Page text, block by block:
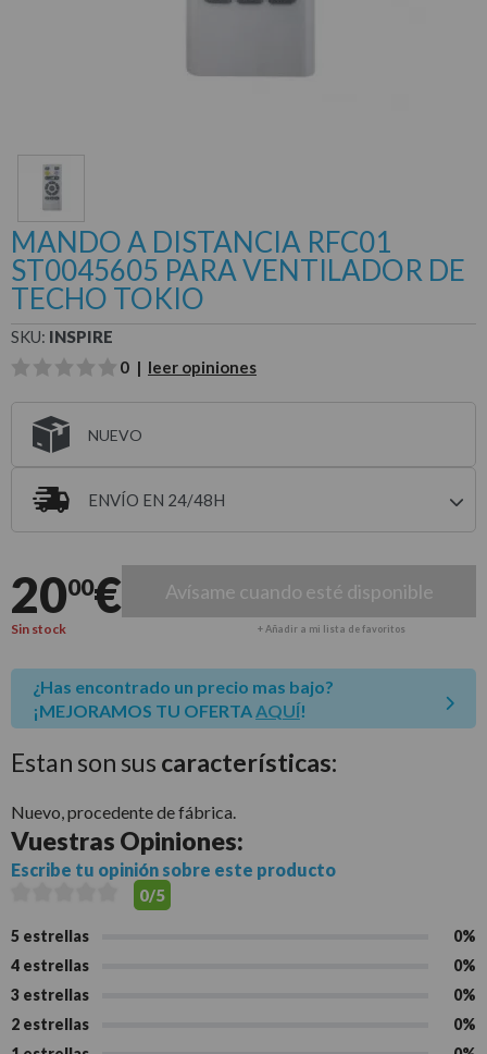
MANDO A DISTANCIA RFC01
ST0045605 PARA VENTILADOR DE
TECHO TOKIO
SKU: INSPIRE
0 | leer opiniones
NUEVO
ENVÍO EN 24/48H
2000€ Avísame cuando esté disponible
Sin stock + Añadir a mi lista de favoritos
¿Has encontrado un precio mas bajo?
¡MEJORAMOS TU OFERTA AQUÍ!
Estan son sus características:
Nuevo, procedente de fábrica.
Vuestras Opiniones:
Escribe tu opinión sobre este producto
0/5
5 estrellas
0%
4 estrellas
0%
3 estrellas
0%
2 estrellas
0%